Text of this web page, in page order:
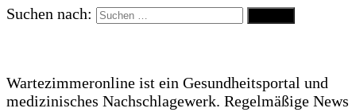
Suchen nach:
Wartezimmeronline ist ein Gesundheitsportal und
medizinisches Nachschlagewerk. Regelmäßige News